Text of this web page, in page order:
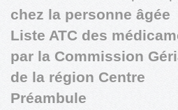
chez la personne âgée
Liste ATC des
par la Commission
de la région Centre
Préambule